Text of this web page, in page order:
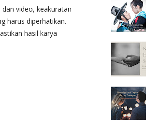
video, keakuratan
harus diperhatikan.
hasil karya